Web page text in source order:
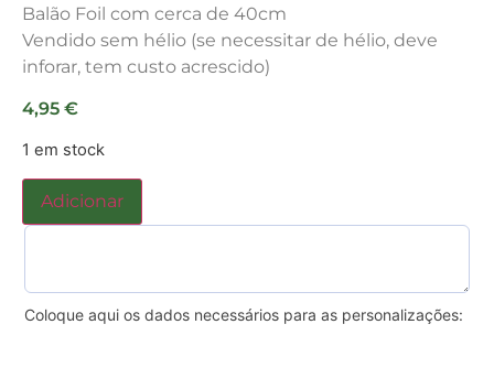
Balão Foil com cerca de 40cm
Vendido sem hélio (se necessitar de hélio, deve
inforar, tem custo acrescido)
4,95 €
1 em stock
Adicionar
Coloque aqui os dados necessários para as personalizações: